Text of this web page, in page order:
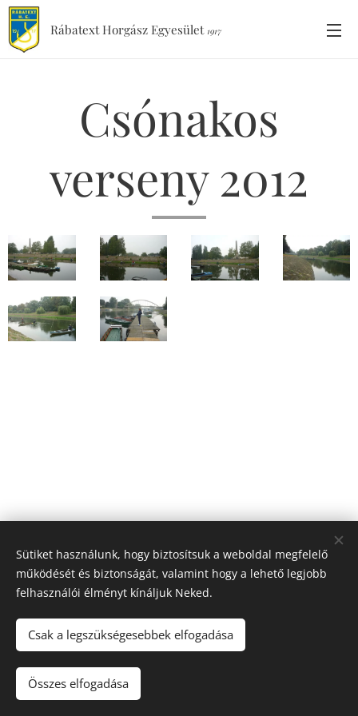
Rábatext Horgász Egyesület 1917
Csónakos
verseny 2012
© 2020Rábatext Horgász Egyesület hivatalos oldala
, Minden jog fenntartva.
Az oldalt a
Sütiket használunk, hogy biztosítsuk a weboldal megfelelő
működését és biztonságát, valamint hogy a lehető legjobb
felhasználói élményt kínáljuk Neked.
Csak a legszükségesebbek elfogadása
Összes elfogadása